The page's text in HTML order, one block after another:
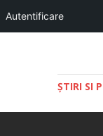
Autentificare
ŞTIRI SI